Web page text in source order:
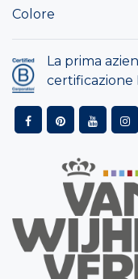
Colore
La prima
certificazione